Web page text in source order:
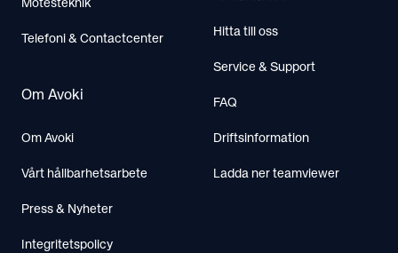
Mötesteknik
Telefoni & Contactcenter
Om Avoki
Om Avoki
Vårt hållbarhetsarbete
Press & Nyheter
Integritetspolicy
Hitta till oss
Service & Support
FAQ
Driftsinformation
Ladda ner teamviewer